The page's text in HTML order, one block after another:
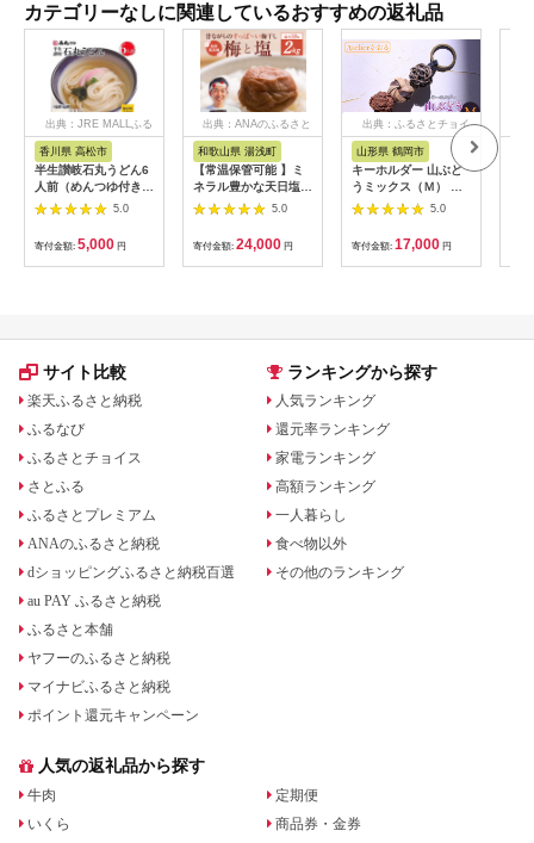
カテゴリーなしに関連しているおすすめの返礼品
出典：JRE MALLふる
さと納税
香川県 高松市
半生讃岐石丸うどん6
人前（めんつゆ付き）
麺300g×2袋
5.0
寄付金額: 5,000 円
出典：ANAのふるさと
和歌山県 湯浅町
【常温保管可能 】ミ
ネラル豊かな天日塩だ
けで漬けた無添加梅干
し2kg 梅ボーイズ｜
B201_EP6024
5.0
寄付金額: 24,000 円
出典：ふるさとチョイ
山形県 鶴岡市
キーホルダー 山ぶど
うミックス（Ｍ） 山
形県鶴岡市 アトリエ
かおる | 山葡萄 雑貨
キーホルダー ギフト
贈り物 お取り寄せ 返
礼品
5.0
寄付金額: 17,000 円
サイト比較
楽天ふるさと納税
ふるなび
ふるさとチョイス
さとふる
ふるさとプレミアム
ANAのふるさと納税
dショッピングふるさと納税百選
au PAY ふるさと納税
ふるさと本舗
ヤフーのふるさと納税
マイナビふるさと納税
ポイント還元キャンペーン
ランキングから探す
人気ランキング
還元率ランキング
家電ランキング
高額ランキング
一人暮らし
食べ物以外
その他のランキング
人気の返礼品から探す
牛肉
いくら
定期便
商品券・金券